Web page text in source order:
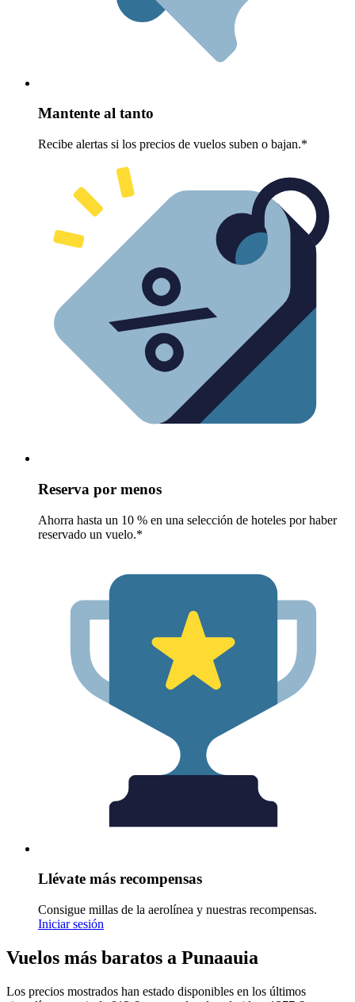
Mantente al tanto
Recibe alertas si los precios de vuelos suben o bajan.*
Reserva por menos
Ahorra hasta un 10 % en una selección de hoteles por haber
reservado un vuelo.*
Llévate más recompensas
Consigue millas de la aerolínea y nuestras recompensas.
Iniciar sesión
Vuelos más baratos a Punaauia
Los precios mostrados han estado disponibles en los últimos